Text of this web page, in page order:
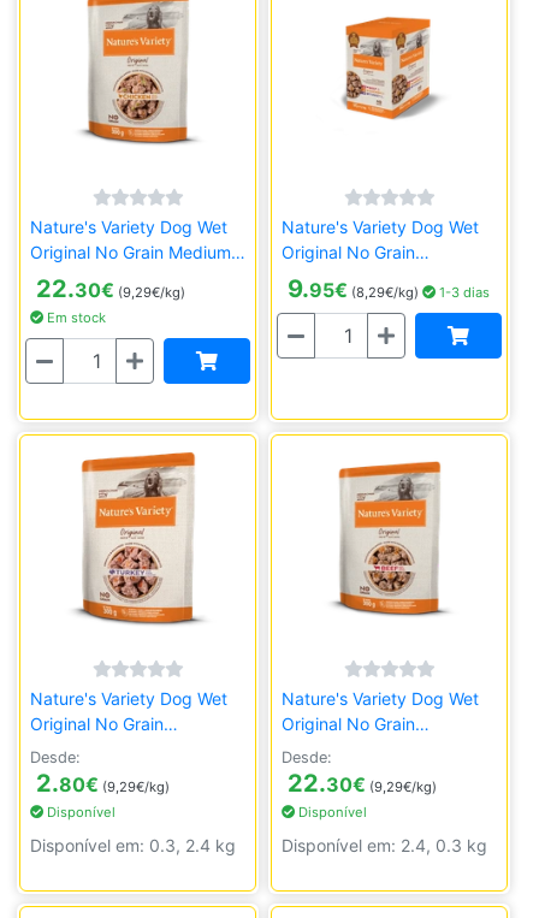
Nature's Variety Dog Wet
Original No Grain Medium
Frango - 8x300g
22.30€ (9,29€/kg)
Em stock
Quantidade
Nature's Variety Dog Wet
Original No Grain
Medium/Maxi Multipack
4x300g
9.95€ (8,29€/kg) 1-3 dias
Quantidade
Nature's Variety Dog Wet
Original No Grain
Medium/Maxi Peru
Desde:
2.80€ (9,29€/kg)
Disponível
Disponível em: 0.3, 2.4 kg
Nature's Variety Dog Wet
Original No Grain
Medium/Maxi Vaca
Desde:
22.30€ (9,29€/kg)
Disponível
Disponível em: 2.4, 0.3 kg